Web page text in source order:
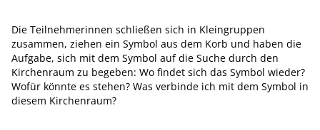
Die Teilnehmerinnen schließen sich in Kleingruppen
zusammen, ziehen ein Symbol aus dem Korb und haben die
Aufgabe, sich mit dem Symbol auf die Suche durch den
Kirchenraum zu begeben: Wo findet sich das Symbol wieder?
Wofür könnte es stehen? Was verbinde ich mit dem Symbol in
diesem Kirchenraum?